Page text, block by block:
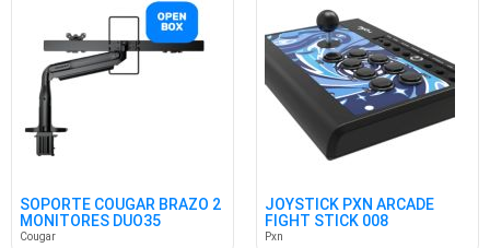
SOPORTE COUGAR BRAZO 2
MONITORES DUO35
C/FALTANTES
Cougar
JOYSTICK PXN ARCADE
FIGHT STICK 008
Pxn